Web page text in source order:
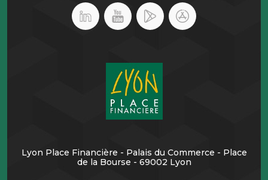
Lyon Place Financière - Palais du Commerce - Place
de la Bourse - 69002 Lyon